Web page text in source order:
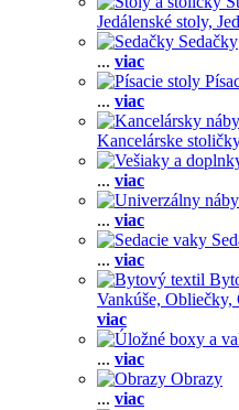
Jedálenské stoly,
Sedačky
... viac
... viac
Kancelárske
... viac
... viac
... viac
Vankúše, Obliečky,
viac
... viac
Obrazy
... viac